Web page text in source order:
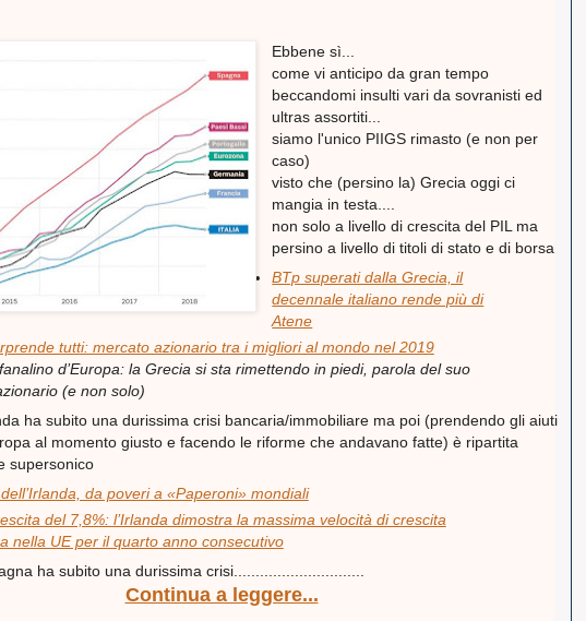
Ebbene sì...
come vi anticipo da gran tempo
beccandomi insulti vari da sovranisti ed
ultras assortiti...
siamo l'unico PIIGS rimasto (e non per
caso)
visto che (persino la) Grecia oggi ci
mangia in testa....
non solo a livello di crescita del PIL ma
persino a livello di titoli di stato e di borsa
BTp superati dalla Grecia, il
decennale italiano rende più di
Atene
tutti: mercato azionario tra i migliori al mondo nel 2019
d’Europa: la Grecia si sta rimettendo in piedi, parola del suo
(e non solo)
ha subito una durissima crisi bancaria/immobiliare ma poi (prendendo gli aiuti
al momento giusto e facendo le riforme che andavano fatte) è ripartita
supersonico
da poveri a «Paperoni» mondiali
del 7,8%: l’Irlanda dimostra la massima velocità di crescita
nella UE per il quarto anno consecutivo
ha subito una durissima crisi..............................
Continua a leggere...